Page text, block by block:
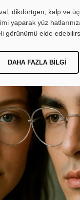
dikdörtgen, kalp ve
yaparak yüz
görünümü elde
DAHA FAZLA BILGI